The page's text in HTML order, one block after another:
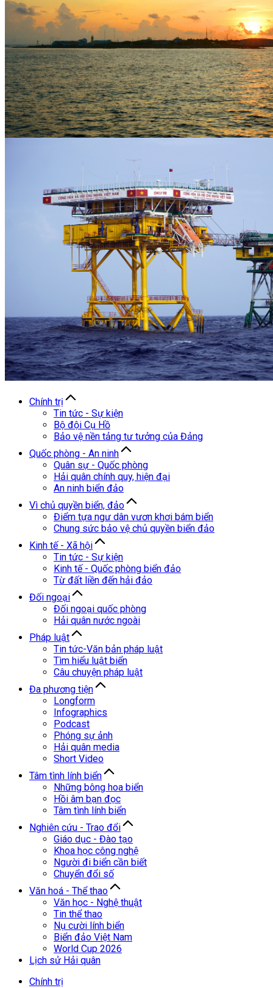
Chính trị
Tin tức - Sự kiện
Bộ đội Cụ Hồ
Bảo vệ nền tảng tư tưởng của Đảng
Quốc phòng - An ninh
Quân sự - Quốc phòng
Hải quân chính quy, hiện đại
An ninh biển đảo
Vì chủ quyền biển, đảo
Điểm tựa ngư dân vươn khơi bám biển
Chung sức bảo vệ chủ quyền biển đảo
Kinh tế - Xã hội
Tin tức - Sự kiện
Kinh tế - Quốc phòng biển đảo
Từ đất liền đến hải đảo
Đối ngoại
Đối ngoại quốc phòng
Hải quân nước ngoài
Pháp luật
Tin tức-Văn bản pháp luật
Tìm hiểu luật biển
Câu chuyện pháp luật
Đa phương tiện
Longform
Infographics
Podcast
Phóng sự ảnh
Hải quân media
Short Video
Tâm tình lính biển
Những bông hoa biển
Hồi âm bạn đọc
Tâm tình lính biển
Nghiên cứu - Trao đổi
Giáo dục - Đào tạo
Khoa học công nghệ
Người đi biển cần biết
Chuyển đổi số
Văn hoá - Thể thao
Văn học - Nghệ thuật
Tin thể thao
Nụ cười lính biển
Biển đảo Việt Nam
World Cup 2026
Lịch sử Hải quân
Chính trị